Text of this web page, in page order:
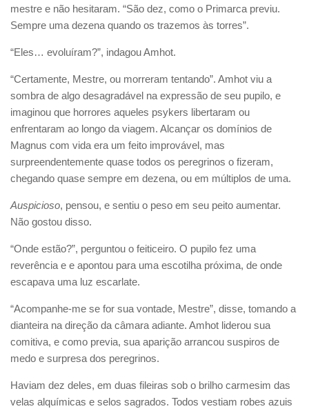
mestre e não hesitaram. “São dez, como o Primarca previu.
Sempre uma dezena quando os trazemos às torres”.
“Eles… evoluíram?”, indagou Amhot.
“Certamente, Mestre, ou morreram tentando”. Amhot viu a
sombra de algo desagradável na expressão de seu pupilo, e
imaginou que horrores aqueles psykers libertaram ou
enfrentaram ao longo da viagem. Alcançar os domínios de
Magnus com vida era um feito improvável, mas
surpreendentemente quase todos os peregrinos o fizeram,
chegando quase sempre em dezena, ou em múltiplos de uma.
Auspicioso, pensou, e sentiu o peso em seu peito aumentar.
Não gostou disso.
“Onde estão?”, perguntou o feiticeiro. O pupilo fez uma
reverência e e apontou para uma escotilha próxima, de onde
escapava uma luz escarlate.
“Acompanhe-me se for sua vontade, Mestre”, disse, tomando a
dianteira na direção da câmara adiante. Amhot liderou sua
comitiva, e como previa, sua aparição arrancou suspiros de
medo e surpresa dos peregrinos.
Haviam dez deles, em duas fileiras sob o brilho carmesim das
velas alquímicas e selos sagrados. Todos vestiam robes azuis